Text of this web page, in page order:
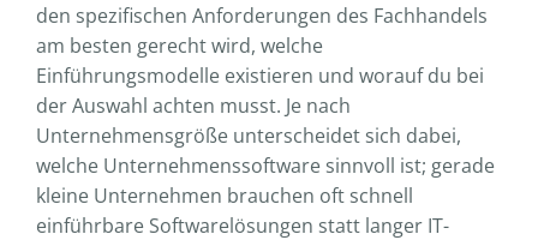
den spezifischen Anforderungen des Fachhandels
am besten gerecht wird, welche
Einführungsmodelle existieren und worauf du bei
der Auswahl achten musst. Je nach
Unternehmensgröße unterscheidet sich dabei,
welche Unternehmenssoftware sinnvoll ist; gerade
kleine Unternehmen brauchen oft schnell
einführbare Softwarelösungen statt langer IT-